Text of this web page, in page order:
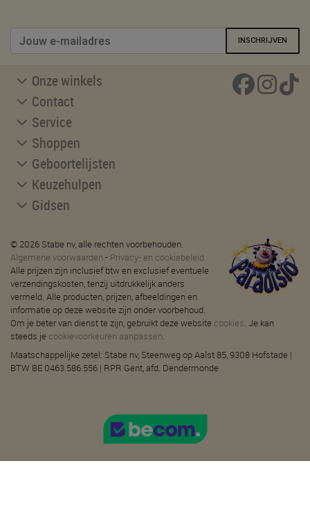
INSCHRIJVEN
Onze winkels
Contact
Service
Shoppen
Geboortelijsten
Keuzehulpen
Gidsen
© 2026 Stabe nv, alle rechten voorbehouden.
Algemene voorwaarden - Privacy- en cookiebeleid
Alle prijzen zijn inclusief btw en exclusief eventuele
verzendingskosten, tenzij uitdrukkelijk anders
vermeld. Alle producten, prijzen, afbeeldingen en
informatie op deze website zijn onder voorbehoud.
Om je beter van dienst te zijn, gebruikt deze website cookies. Je kan
steeds je cookievoorkeuren aanpassen.
Maatschappelijke zetel: Stabe nv, Steenweg op Aalst 85, 9308 Hofstade |
BTW BE 0463.586.556 | RPR Gent, afd. Dendermonde